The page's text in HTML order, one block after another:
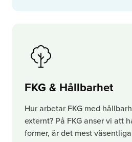
FKG & Hållbarhet
Hur arbetar FKG med
externt? På FKG anser vi att
former, är det mest